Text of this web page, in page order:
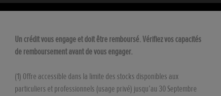
Un crédit vous engage et doit être remboursé. Vérifiez vos capacités
de remboursement avant de vous engager.
(1) Offre accessible dans la limite des stocks disponibles aux
particuliers et professionnels (usage privé) jusqu’au 30 Septembre